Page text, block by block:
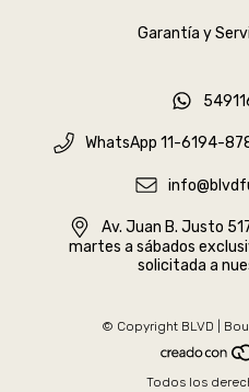
Garantía y
WhatsApp 11-6194-
Av. Juan B. Justo
martes a sábados
solicitada a
© Copyright BLVD |
Todos los